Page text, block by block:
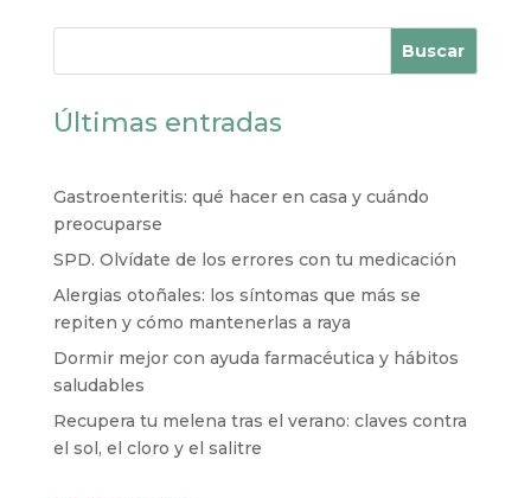
Buscar
Últimas entradas
Gastroenteritis: qué hacer en casa y cuándo
preocuparse
SPD. Olvídate de los errores con tu medicación
Alergias otoñales: los síntomas que más se
repiten y cómo mantenerlas a raya
Dormir mejor con ayuda farmacéutica y hábitos
saludables
Recupera tu melena tras el verano: claves contra
el sol, el cloro y el salitre